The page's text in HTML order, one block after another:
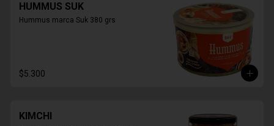
HUMMUS SUK
Hummus marca Suk 380 grs
$5.300
KIMCHI